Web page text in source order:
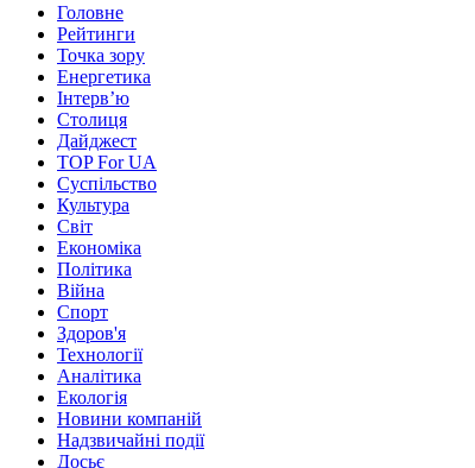
Головне
Рейтинги
Точка зору
Енергетика
Інтерв’ю
Столиця
Дайджест
TOP For UA
Суспiльство
Культура
Світ
Економіка
Політика
Війна
Спорт
Здоров'я
Технології
Аналітика
Екологія
Новини компаній
Надзвичайні події
Досьє